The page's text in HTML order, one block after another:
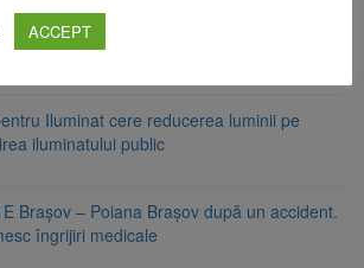
pentru reducerea consumului de
a început să crească
Iluminat cere reducerea luminii pe
iluminatului public
Brașov – Poiana Brașov după un accident.
îngrijiri medicale
ACCEPT